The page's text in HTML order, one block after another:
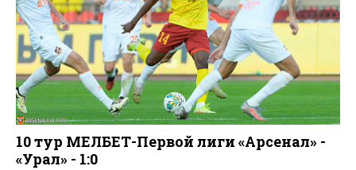
10 тур МЕЛБЕТ-Первой лиги «Арсенал» -
«Урал» - 1:0